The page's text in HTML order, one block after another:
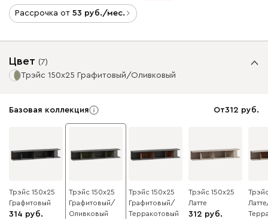
Рассрочка от 53 /мес.
Цвет (7)
Трэйс 150x25 Графитовый/Оливковый
Базовая коллекция От312
Трэйс 150x25
Графитовый
314
Трэйс 150x25
Графитовый/
Оливковый
Трэйс 150x25
Графитовый/
Терракотовый
Трэйс 150x25
Латте
312